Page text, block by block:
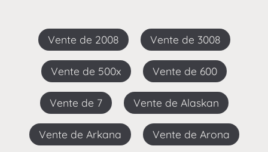
Vente de 2008 Vente de 3008
Vente de 500x Vente de 600
Vente de 7 Vente de Alaskan
Vente de Arkana Vente de Arona